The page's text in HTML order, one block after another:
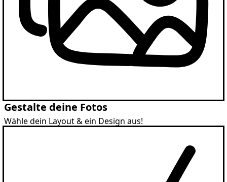
Gestalte deine Fotos
Wähle dein Layout & ein Design aus!